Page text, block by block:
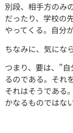
別段、相手方のみ
だったり、学校の
やってくる。自分
ちなみに、気にな
つまり、要は、”
るのである。それ
それはそうである
かなるものではない